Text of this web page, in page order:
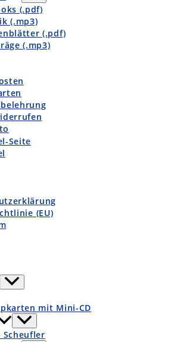
(.pdf)
(.mp3)
(.pdf)
(.mp3)
Seite
(EU)
mit Mini-CD
Scheufler